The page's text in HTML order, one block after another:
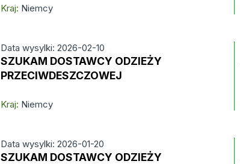
Kraj: Niemcy
Data wysylki: 2026-02-10
SZUKAM DOSTAWCY ODZIEŻY
PRZECIWDESZCZOWEJ
Kraj: Niemcy
Data wysylki: 2026-01-20
SZUKAM DOSTAWCY ODZIEŻY